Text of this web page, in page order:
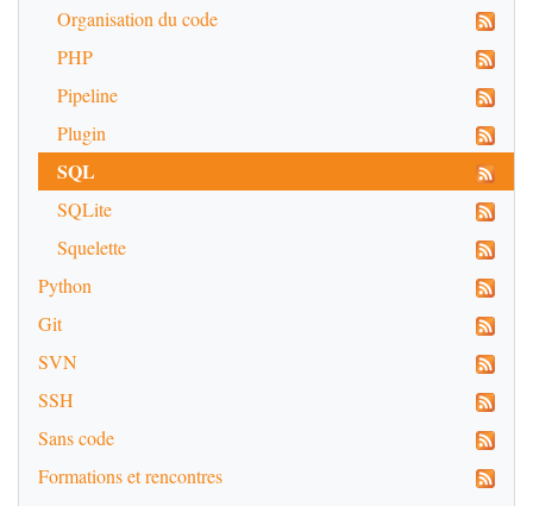
Organisation du code
PHP
Pipeline
Plugin
SQL
SQLite
Squelette
Python
Git
SVN
SSH
Sans code
Formations et rencontres